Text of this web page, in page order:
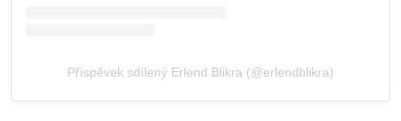
Příspěvek sdílený Erlend Blikra (@erlendblikra)